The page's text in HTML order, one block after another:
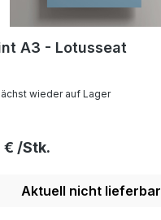
A3 - Lotusseat
wieder auf Lager
Preis:
€
Aktuell nicht lieferbar